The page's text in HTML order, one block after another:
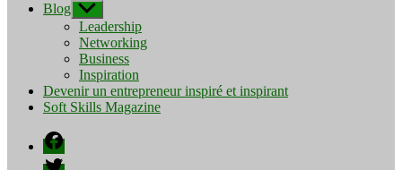
Blog Afficher
le
sous-
menu
Leadership
Networking
Business
Inspiration
Devenir un entrepreneur inspiré et inspirant
Soft Skills Magazine
Facebook
Twitter